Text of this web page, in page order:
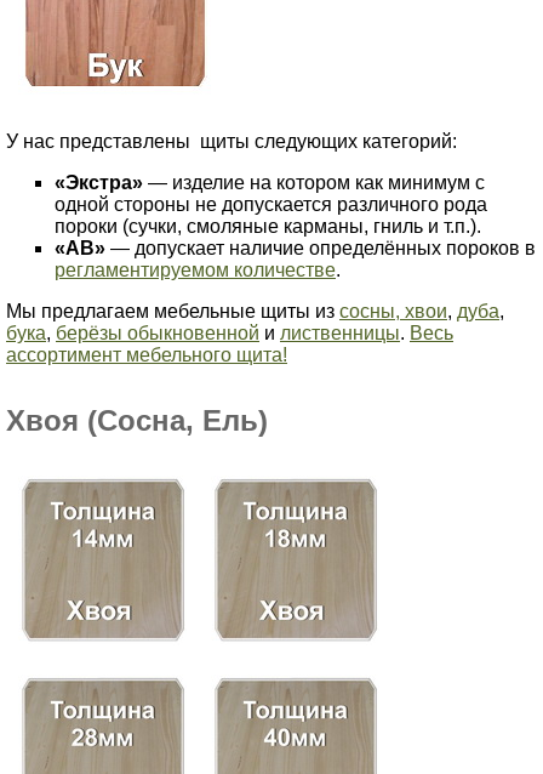
У нас представлены щиты следующих категорий:
«Экстра» — изделие на котором как минимум с
одной стороны не допускается различного рода
пороки (сучки, смоляные карманы, гниль и т.п.).
«АВ» — допускает наличие определённых пороков в
регламентируемом количестве.
Мы предлагаем мебельные щиты из сосны, хвои, дуба,
бука, берёзы обыкновенной и лиственницы. Весь
ассортимент мебельного щита!
Хвоя (Сосна, Ель)